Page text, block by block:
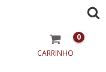
CARRINHO
0